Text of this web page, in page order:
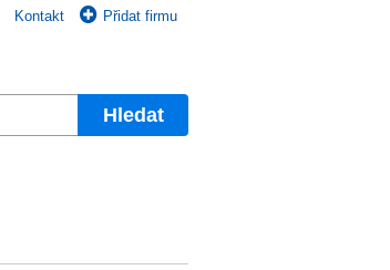
Kontakt Přidat firmu
Hledat